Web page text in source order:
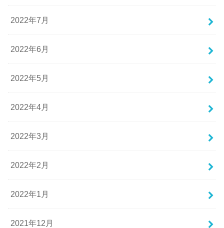
2022年7月
2022年6月
2022年5月
2022年4月
2022年3月
2022年2月
2022年1月
2021年12月